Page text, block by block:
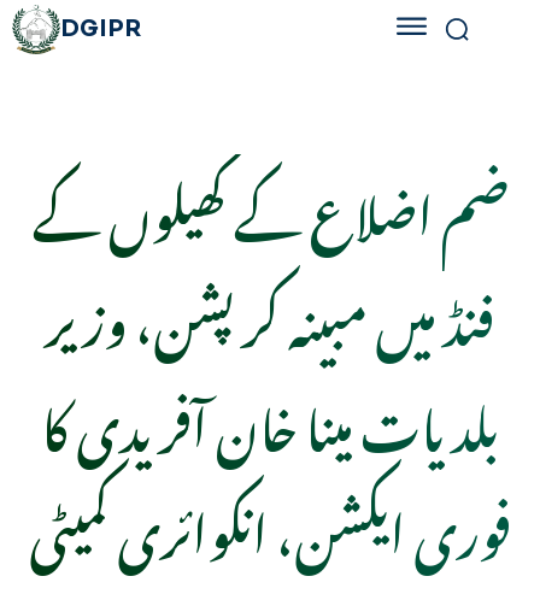
DGIPR
ضم اضلاع کے کھیلوں کے
فنڈ میں مبینہ کرپشن، وزیر
بلدیات مینا خان آفریدی کا
فوری ایکشن، انکوائری کمیٹی